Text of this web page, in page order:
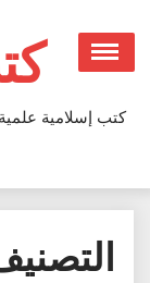
content
كتب إسلامية